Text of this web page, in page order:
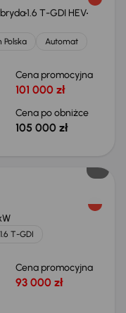
1.6 T-GDI HEV
Polska
Automat
Cena promocyjna
101 000 zł
Cena po obniżce
105 000 zł
1.6 T-GDI
Cena promocyjna
93 000 zł